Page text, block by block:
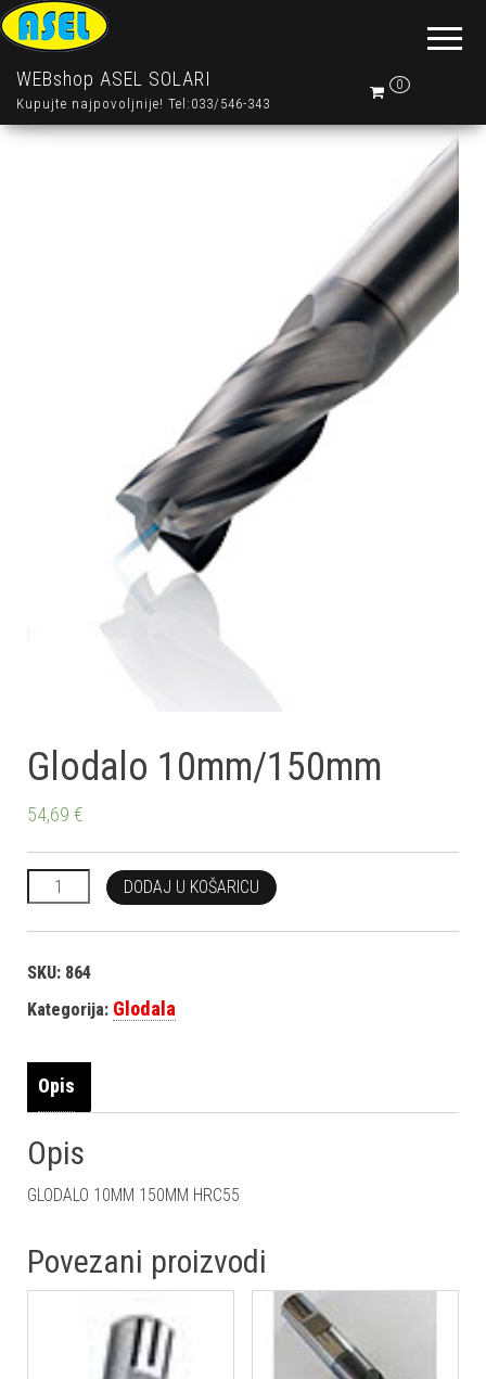
WEBshop ASEL SOLARI
Kupujte najpovoljnije! Tel:033/546-343
0
Glodalo 10mm/150mm
54,69 €
Glodalo 10mm/150mm količina
DODAJ U KOŠARICU
SKU: 864
Kategorija: Glodala
Opis
Opis
GLODALO 10MM 150MM HRC55
Povezani proizvodi